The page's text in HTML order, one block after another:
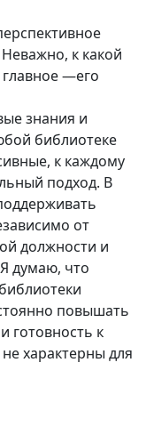
к какой
—его
знания и
библиотеке
к каждому
подход. В
от
должности и
думаю, что
повышать
готовность к
характерны для